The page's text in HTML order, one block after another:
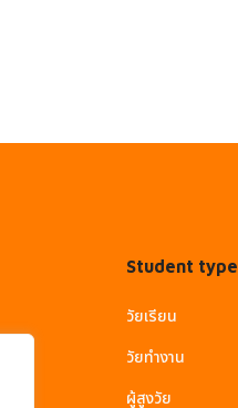
Student type
วัยเรียน
วัยทำงาน
ผู้สูงวัย